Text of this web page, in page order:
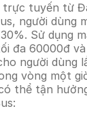
trực tuyến từ
người dùng
Sử dụng
đa 60000đ
người dùng
vòng một
thể tận